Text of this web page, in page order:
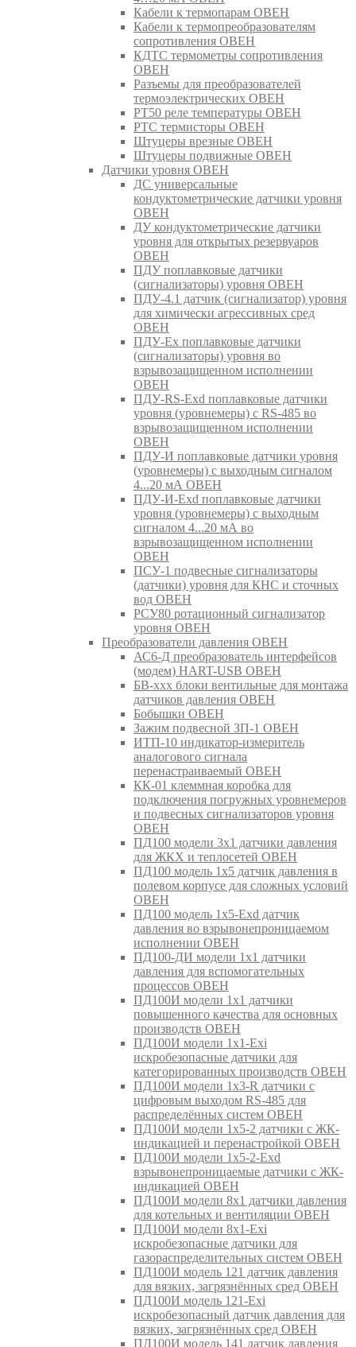
Кабели к термопарам ОВЕН
Кабели к термопреобразователям
сопротивления ОВЕН
КДТС термометры сопротивления
ОВЕН
Разъемы для преобразователей
термоэлектрических ОВЕН
РТ50 реле температуры ОВЕН
РТС термисторы ОВЕН
Штуцеры врезные ОВЕН
Штуцеры подвижные ОВЕН
Датчики уровня ОВЕН
ДС универсальные
кондуктометрические датчики уровня
ОВЕН
ДУ кондуктометрические датчики
уровня для открытых резервуаров
ОВЕН
ПДУ поплавковые датчики
(сигнализаторы) уровня ОВЕН
ПДУ-4.1 датчик (сигнализатор) уровня
для химически агрессивных сред
ОВЕН
ПДУ-Ex поплавковые датчики
(сигнализаторы) уровня во
взрывозащищенном исполнении
ОВЕН
ПДУ-RS-Exd поплавковые датчики
уровня (уровнемеры) с RS-485 во
взрывозащищенном исполнении
ОВЕН
ПДУ-И поплавковые датчики уровня
(уровнемеры) с выходным сигналом
4...20 мА ОВЕН
ПДУ-И-Exd поплавковые датчики
уровня (уровнемеры) с выходным
сигналом 4...20 мА во
взрывозащищенном исполнении
ОВЕН
ПСУ-1 подвесные сигнализаторы
(датчики) уровня для КНС и сточных
вод ОВЕН
РСУ80 ротационный сигнализатор
уровня ОВЕН
Преобразователи давления ОВЕН
АС6-Д преобразователь интерфейсов
(модем) HART-USB ОВЕН
БВ-ххх блоки вентильные для монтажа
датчиков давления ОВЕН
Бобышки ОВЕН
Зажим подвесной ЗП-1 ОВЕН
ИТП-10 индикатор-измеритель
аналогового сигнала
перенастраиваемый ОВЕН
КК-01 клеммная коробка для
подключения погружных уровнемеров
и подвесных сигнализаторов уровня
ОВЕН
ПД100 модели 3х1 датчики давления
для ЖКХ и теплосетей ОВЕН
ПД100 модель 1х5 датчик давления в
полевом корпусе для сложных условий
ОВЕН
ПД100 модель 1х5-Exd датчик
давления во взрывонепроницаемом
исполнении ОВЕН
ПД100-ДИ модели 1х1 датчики
давления для вспомогательных
процессов ОВЕН
ПД100И модели 1х1 датчики
повышенного качества для основных
производств ОВЕН
ПД100И модели 1х1-Exi
искробезопасные датчики для
категорированных производств ОВЕН
ПД100И модели 1х3-R датчики с
цифровым выходом RS-485 для
распределённых систем ОВЕН
ПД100И модели 1х5-2 датчики с ЖК-
индикацией и перенастройкой ОВЕН
ПД100И модели 1х5-2-Exd
взрывонепроницаемые датчики с ЖК-
индикацией ОВЕН
ПД100И модели 8х1 датчики давления
для котельных и вентиляции ОВЕН
ПД100И модели 8х1-Exi
искробезопасные датчики для
газораспределительных систем ОВЕН
ПД100И модель 121 датчик давления
для вязких, загрязнённых сред ОВЕН
ПД100И модель 121-Exi
искробезопасный датчик давления для
вязких, загрязнённых сред ОВЕН
ПД100И модель 141 датчик давления